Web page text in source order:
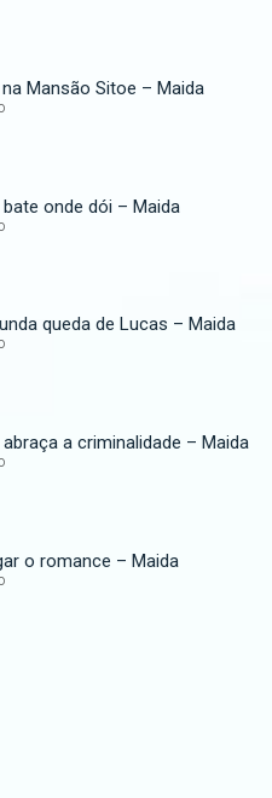
Mansão Sitoe – Maida
onde dói – Maida
queda de Lucas – Maida
a criminalidade – Maida
o romance – Maida